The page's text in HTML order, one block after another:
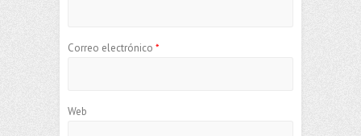
Correo electrónico *
Web